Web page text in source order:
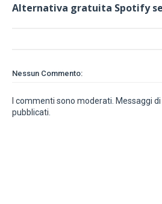
Alternativa gratuita Spotify
Nessun Commento:
I commenti sono moderati. Messaggi
pubblicati.